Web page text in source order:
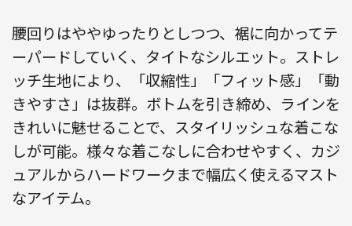
腰回りはややゆったりとしつつ、裾に向かってテ
ーパードしていく、タイトなシルエット。ストレ
ッチ生地により、「収縮性」「フィット感」「動
きやすさ」は抜群。ボトムを引き締め、ラインを
きれいに魅せることで、スタイリッシュな着こな
しが可能。様々な着こなしに合わせやすく、カジ
ュアルからハードワークまで幅広く使えるマスト
なアイテム。